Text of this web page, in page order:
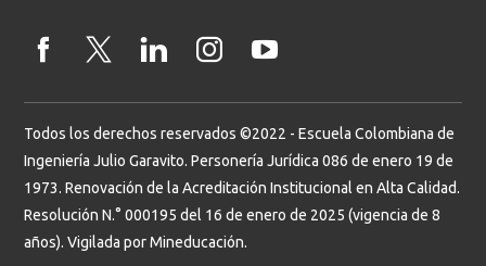
Todos los derechos reservados ©2022 - Escuela Colombiana de
Ingeniería Julio Garavito. Personería Jurídica 086 de enero 19 de
1973. Renovación de la Acreditación Institucional en Alta Calidad.
Resolución N.° 000195 del 16 de enero de 2025 (vigencia de 8
años). Vigilada por Mineducación.